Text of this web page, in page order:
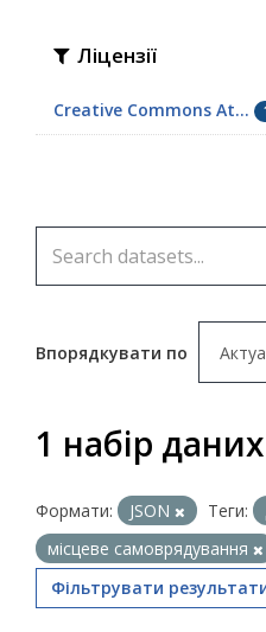
Ліцензії
Creative Commons At...
Впорядкувати по
1 набір
Формати: JSON Теги:
місцеве самоврядування
Фільтрувати